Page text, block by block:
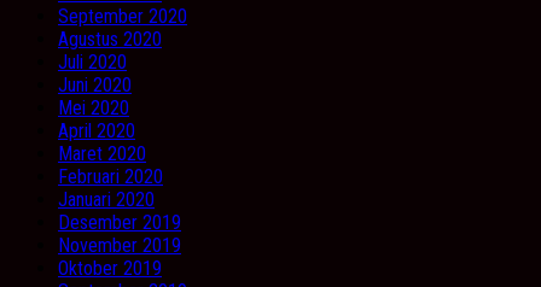
September 2020
Agustus 2020
Juli 2020
Juni 2020
Mei 2020
April 2020
Maret 2020
Februari 2020
Januari 2020
Desember 2019
November 2019
Oktober 2019